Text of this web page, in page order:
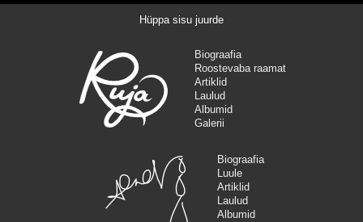
Hüppa sisu juurde
Biograafia
Roostevaba raamat
Artiklid
Laulud
Albumid
Galerii
Biograafia
Luule
Artiklid
Laulud
Albumid